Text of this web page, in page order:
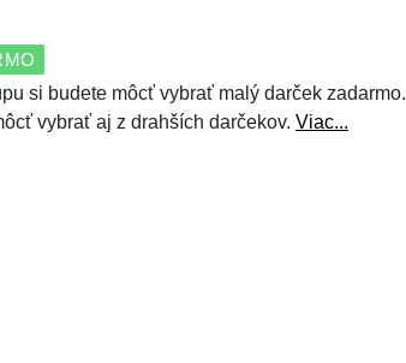
si budete môcť vybrať malý darček
vybrať aj z drahších darčekov. Viac...